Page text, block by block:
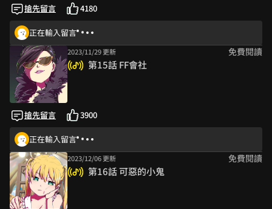
搶先留言 4180
正在輸入留言
2023/11/29 更新 免費閱讀
第15話 FF會社
搶先留言 3900
正在輸入留言
2023/12/06 更新 免費閱讀
第16話 可惡的小鬼